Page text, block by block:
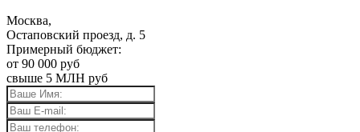
Москва,
Остаповский проезд, д. 5
Примерный бюджет:
от 90 000 руб
свыше 5 МЛН руб